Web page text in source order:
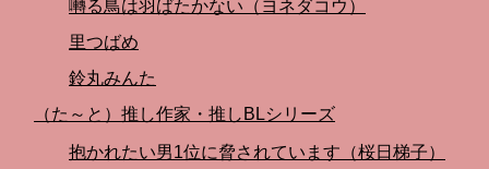
囀る鳥は羽ばたかない（ヨネダコウ）
里つばめ
鈴丸みんた
（た～と）推し作家・推しBLシリーズ
抱かれたい男1位に脅されています（桜日梯子）